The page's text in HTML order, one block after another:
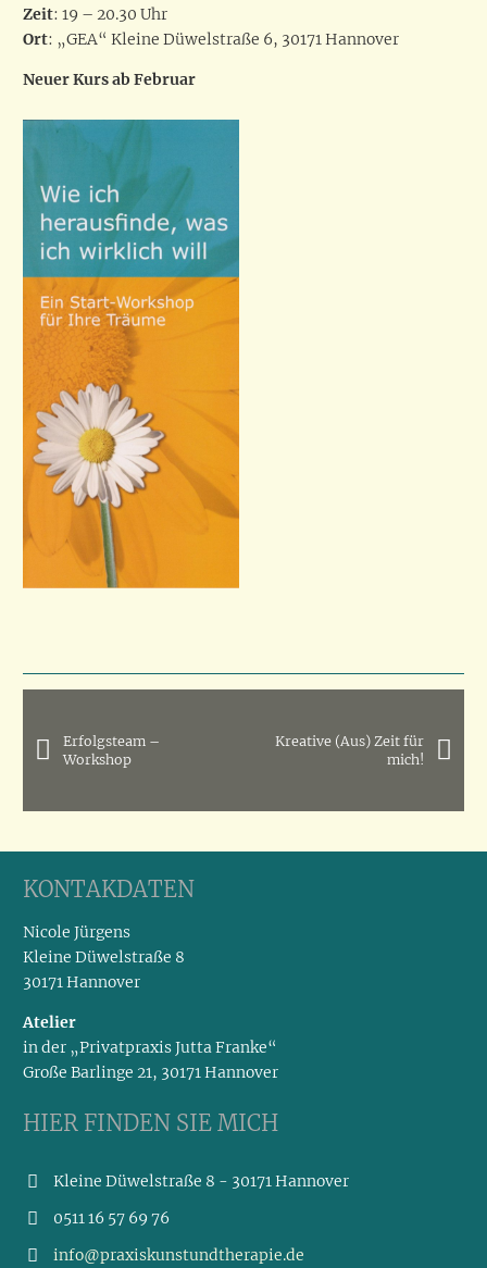
Zeit: 19 – 20.30 Uhr
Ort: „GEA“ Kleine Düwelstraße 6, 30171 Hannover
Neuer Kurs ab Februar
Erfolgsteam –
Workshop
Kreative (Aus) Zeit für
mich!
KONTAKDATEN
Nicole Jürgens
Kleine Düwelstraße 8
30171 Hannover
Atelier
in der „Privatpraxis Jutta Franke“
Große Barlinge 21, 30171 Hannover
HIER FINDEN SIE MICH
Kleine Düwelstraße 8 - 30171 Hannover
0511 16 57 69 76
info@praxiskunstundtherapie.de